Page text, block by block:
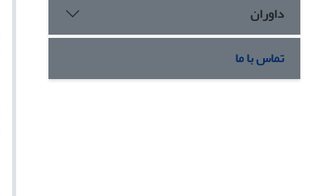
داوران
تماس با ما